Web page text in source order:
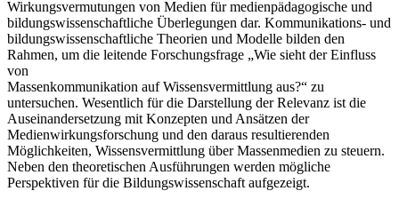
Wirkungsvermutungen von Medien für medienpädagogische und
bildungswissenschaftliche Überlegungen dar. Kommunikations- und
bildungswissenschaftliche Theorien und Modelle bilden den
Rahmen, um die leitende Forschungsfrage „Wie sieht der Einfluss
von
Massenkommunikation auf Wissensvermittlung aus?“ zu
untersuchen. Wesentlich für die Darstellung der Relevanz ist die
Auseinandersetzung mit Konzepten und Ansätzen der
Medienwirkungsforschung und den daraus resultierenden
Möglichkeiten, Wissensvermittlung über Massenmedien zu steuern.
Neben den theoretischen Ausführungen werden mögliche
Perspektiven für die Bildungswissenschaft aufgezeigt.